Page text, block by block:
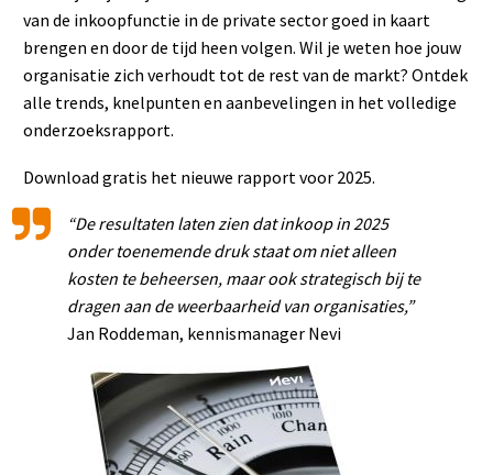
van de inkoopfunctie in de private sector goed in kaart
brengen en door de tijd heen volgen. Wil je weten hoe jouw
organisatie zich verhoudt tot de rest van de markt? Ontdek
alle trends, knelpunten en aanbevelingen in het volledige
onderzoeksrapport.
Download gratis het nieuwe rapport voor 2025.
“De resultaten laten zien dat inkoop in 2025
onder toenemende druk staat om niet alleen
kosten te beheersen, maar ook strategisch bij te
dragen aan de weerbaarheid van organisaties,”
Jan Roddeman, kennismanager Nevi